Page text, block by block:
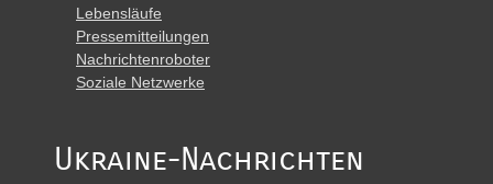
Lebensläufe
Pressemitteilungen
Nachrichtenroboter
Soziale Netzwerke
Ukraine-Nachrichten